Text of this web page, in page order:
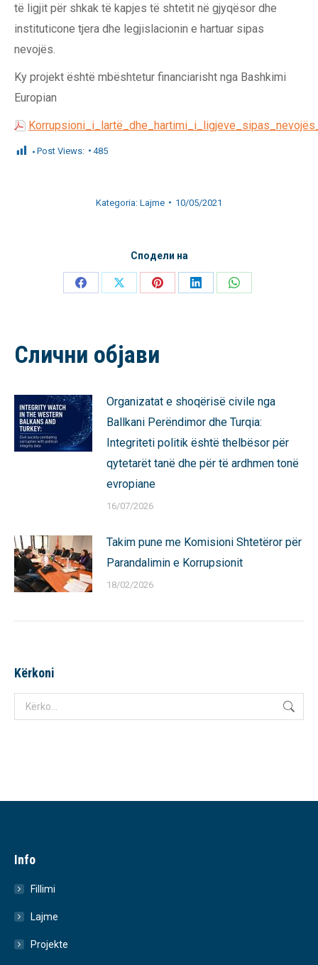
të ligjit për shkak të kapjes të shtetit në gjyqësor dhe
instituticone tjera dhe legjislacionin e hartuar sipas
nevojës.
Ky projekt është mbështetur financiarisht nga Bashkimi
Europian
Post Views: 485
Kategoria: Lajme 10/05/2021
Сподели на
Share
Share
Share
Share
Share
Слични објави
Organizatat e shoqërisë civile nga
Ballkani Perëndimor dhe Turqia:
Integriteti politik është thelbësor për
qytetarët tanë dhe për të ardhmen tonë
evropiane
16/07/2026
Takim pune me Komisioni Shtetëror për
Parandalimin e Korrupsionit
18/02/2026
Kërkoni
Search:
Info
Fillimi
Lajme
Projekte